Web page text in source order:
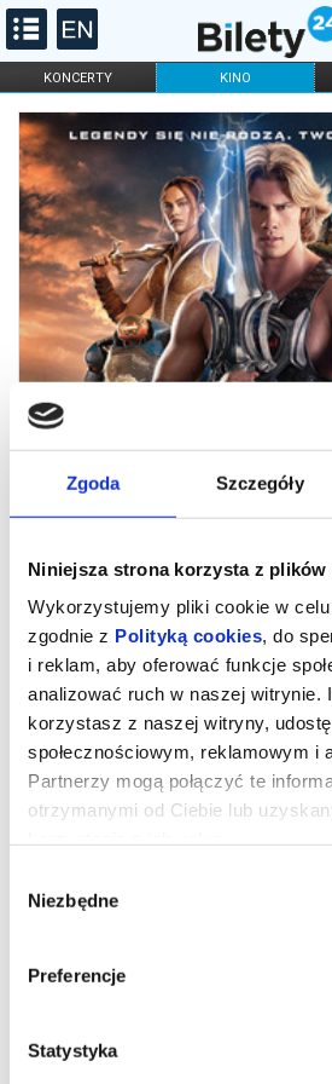
Zgoda Szczegóły
Niniejsza strona korzysta z plików
Wykorzystujemy pliki cookie w celu
zgodnie z Polityką cookies, do
i reklam, aby oferować funkcje
analizować ruch w naszej witrynie.
korzystasz z naszej witryny,
społecznościowym, reklamowym i
Partnerzy mogą połączyć te
otrzymanymi od Ciebie lub
zgody
Niezbędne
Preferencje
Statystyka
KONCERTY KINO
FILHARMONIA OPERA I BALET
DLA DZIECI
ONLINE
WŁADCY
napisy
Eternii) – najpotężniejszym
złowrogim Szkieletorem.